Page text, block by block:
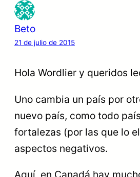
Beto
21 de julio de 2015
Hola Wordlier y queridos
Uno cambia un país por
nuevo país, como todo
fortalezas (por las que lo
aspectos negativos.
Aquí, en Canadá hay